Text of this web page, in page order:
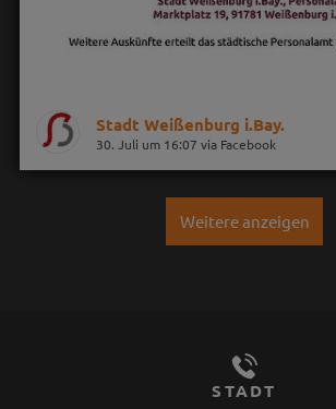
Stadt Weißenburg i.Bay.
30. Juli um 16:07 via Facebook
Weitere anzeigen
STADT